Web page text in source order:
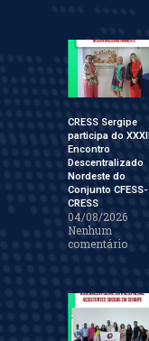
CRESS Sergipe
participa do XXXIII
Encontro
Descentralizado
Nordeste do
Conjunto CFESS-
CRESS
04/08/2026
Nenhum
comentário